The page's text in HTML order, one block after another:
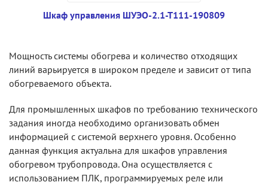
Шкаф управления ШУЭО-2.1-Т111-190809
Мощность системы обогрева и количество отходящих
линий варьируется в широком пределе и зависит от типа
обогреваемого объекта.
Для промышленных шкафов по требованию технического
задания иногда необходимо организовать обмен
информацией с системой верхнего уровня. Особенно
данная функция актуальна для шкафов управления
обогревом трубопровода. Она осуществляется с
использованием ПЛК, программируемых реле или